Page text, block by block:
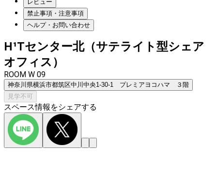
レビュー
禁止事項・注意事項
ヘルプ・お問い合わせ
H¹Tセンター北（サテライト型シェア
オフィス）
ROOM W 09
神奈川県横浜市都筑区中川中央1-30-1 プレミアヨコハマ ３階
見学不可
スペース情報をシェアする